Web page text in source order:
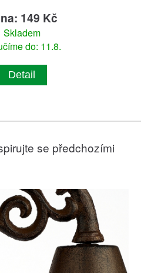
149 Kč
Skladem
do: 11.8.
Detail
se předchozími